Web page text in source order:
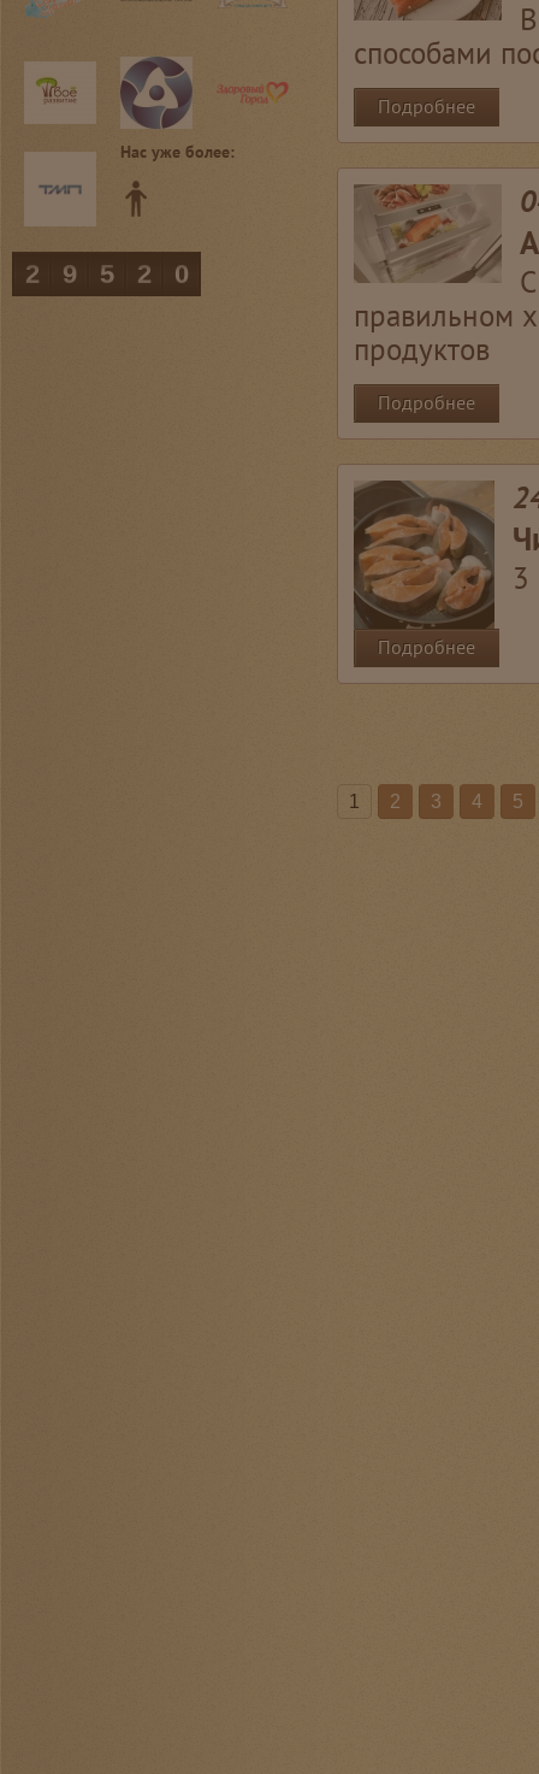
способами
Подробнее
правильном
продуктов
Подробнее
3
Подробнее
1 2 3 4 5
Нас уже более:
29520